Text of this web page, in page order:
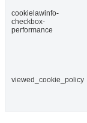
cookielawinfo-
checkbox-
performance
viewed_cookie_policy